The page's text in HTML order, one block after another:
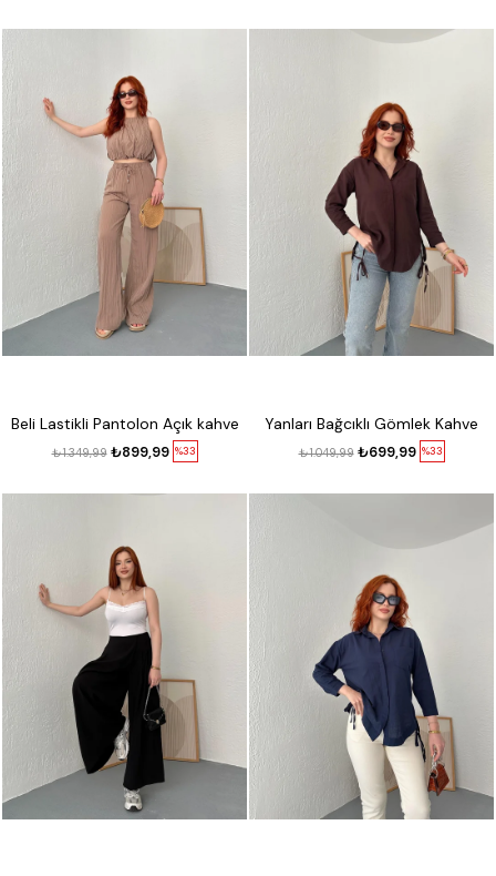
Beli Lastikli Pantolon Açık kahve
%33
₺899,99
₺1.349,99
Yanları Bağcıklı Gömlek Kahve
%33
₺699,99
₺1.049,99